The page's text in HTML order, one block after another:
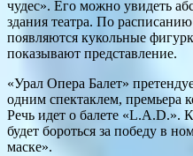
чудес». Его можно увидеть
здания театра. По
появляются кукольные
показывают представление.
«Урал Опера Балет»
одним спектаклем, премьера
Речь идет о балете «L.A.D.».
будет бороться за победу в
маске».